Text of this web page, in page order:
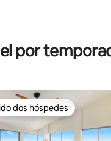
por
preferidos dos
dos hóspedes